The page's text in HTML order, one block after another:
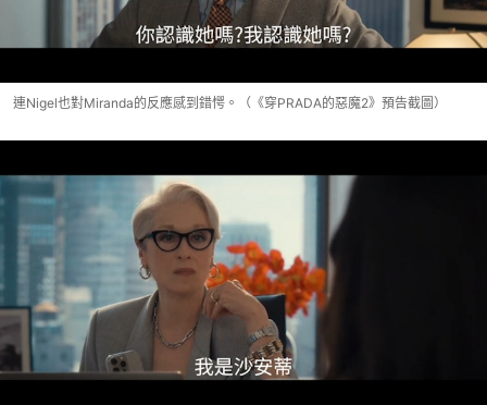
連Nigel也對Miranda的反應感到錯愕。（《穿PRADA的惡魔2》預告截圖）